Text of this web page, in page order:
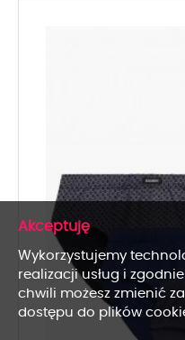
Wykorzystujemy
realizacji usług i zgodnie
chwili możesz zmienić
dostępu do plików